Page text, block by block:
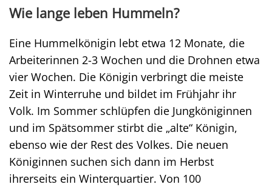
Wie lange leben Hummeln?
Eine Hummelkönigin lebt etwa 12 Monate, die
Arbeiterinnen 2-3 Wochen und die Drohnen etwa
vier Wochen. Die Königin verbringt die meiste
Zeit in Winterruhe und bildet im Frühjahr ihr
Volk. Im Sommer schlüpfen die Jungköniginnen
und im Spätsommer stirbt die „alte“ Königin,
ebenso wie der Rest des Volkes. Die neuen
Königinnen suchen sich dann im Herbst
ihrerseits ein Winterquartier. Von 100